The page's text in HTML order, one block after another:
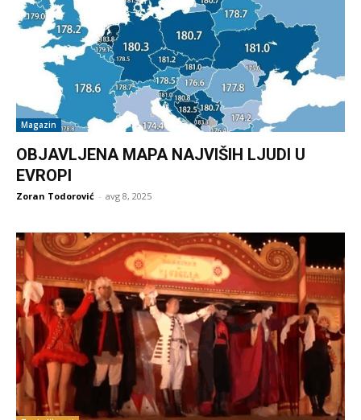
Magazin
OBJAVLJENA MAPA NAJVIŠIH LJUDI U
EVROPI
Zoran Todorović - avg 8, 2025